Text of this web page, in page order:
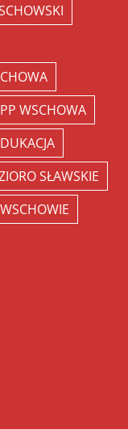
WSCHOWA
SŁAWSKIE